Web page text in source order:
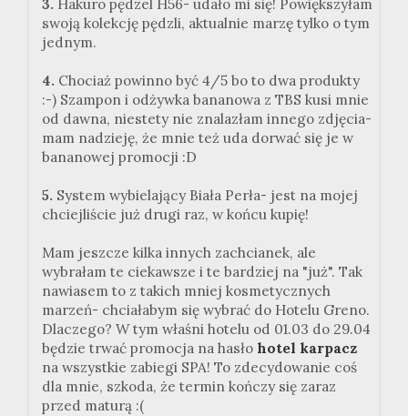
3. Hakuro pędzel H56- udało mi się! Powiększyłam
swoją kolekcję pędzli, aktualnie marzę tylko o tym
jednym.
4. Chociaż powinno być 4/5 bo to dwa produkty
:-) Szampon i odżywka bananowa z TBS kusi mnie
od dawna, niestety nie znalazłam innego zdjęcia-
mam nadzieję, że mnie też uda dorwać się je w
bananowej promocji :D
5. System wybielający Biała Perła- jest na mojej
chciejliście już drugi raz, w końcu kupię!
Mam jeszcze kilka innych zachcianek, ale
wybrałam te ciekawsze i te bardziej na "już". Tak
nawiasem to z takich mniej kosmetycznych
marzeń- chciałabym się wybrać do Hotelu Greno.
Dlaczego? W tym właśni hotelu od 01.03 do 29.04
będzie trwać promocja na hasło hotel karpacz
na wszystkie zabiegi SPA! To zdecydowanie coś
dla mnie, szkoda, że termin kończy się zaraz
przed maturą :(